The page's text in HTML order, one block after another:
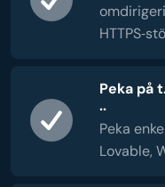
Peka på
..
Peka
Lovable,